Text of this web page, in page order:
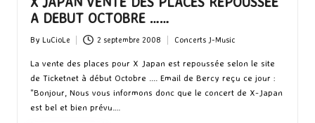
A DEBUT OCTOBRE ……
Posted
by
By LuCioLe 2 septembre 2008
in
Concerts J-Music
La vente des places pour X Japan est repoussée selon le site
de Ticketnet à début Octobre .... Email de Bercy reçu ce jour :
"Bonjour, Nous vous informons donc que le concert de X-Japan
est bel et bien prévu.…